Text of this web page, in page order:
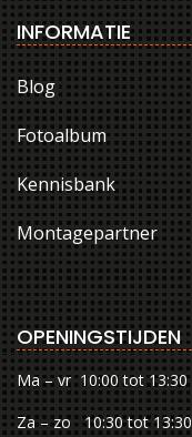
INFORMATIE
Blog
Fotoalbum
Kennisbank
Montagepartner
OPENINGSTIJDEN
Ma – vr 10:00 tot 13:30
Za – zo 10:30 tot 13:30